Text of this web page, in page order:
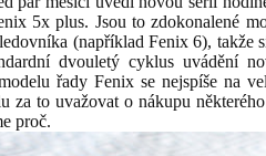
5x plus. Jsou to zdokonalené
(například Fenix 6), takže
dvouletý cyklus uvádění
řady Fenix se nejspíše na
za to uvažovat o nákupu
proč.